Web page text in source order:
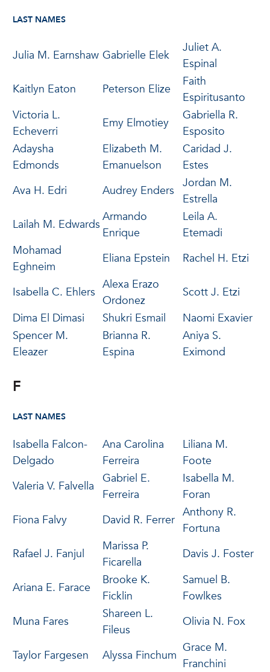
LAST NAMES
Julia M. Earnshaw Gabrielle Elek
Juliet A.
Espinal
Kaitlyn Eaton
Peterson Elize
Faith
Espiritusanto
Victoria L.
Echeverri
Emy Elmotiey
Gabriella R.
Esposito
Adaysha
Edmonds
Elizabeth M.
Emanuelson
Caridad J.
Estes
Ava H. Edri
Audrey Enders
Jordan M.
Estrella
Lailah M. Edwards
Armando
Enrique
Leila A.
Etemadi
Mohamad
Eghneim
Eliana Epstein Rachel H. Etzi
Isabella C. Ehlers
Alexa Erazo
Ordonez
Scott J. Etzi
Dima El Dimasi
Shukri Esmail
Naomi Exavier
Spencer M.
Eleazer
Brianna R.
Espina
Aniya S.
Eximond
F
LAST NAMES
Isabella Falcon-
Delgado
Ana Carolina
Ferreira
Liliana M.
Foote
Valeria V. Falvella
Gabriel E.
Ferreira
Isabella M.
Foran
Fiona Falvy
David R. Ferrer
Anthony R.
Fortuna
Rafael J. Fanjul
Marissa P.
Ficarella
Davis J. Foster
Ariana E. Farace
Brooke K.
Ficklin
Samuel B.
Fowlkes
Muna Fares
Shareen L.
Fileus
Olivia N. Fox
Taylor Fargesen Alyssa Finchum
Grace M.
Franchini